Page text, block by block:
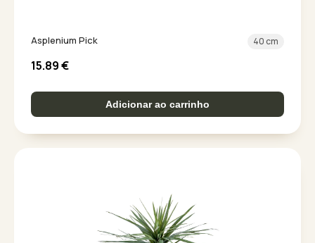
Asplenium Pick 40 cm
15.89€
Adicionar ao carrinho